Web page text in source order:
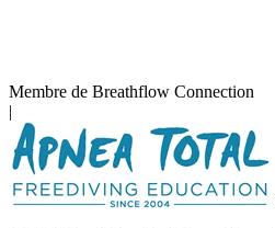
Membre de Breathflow Connection
|